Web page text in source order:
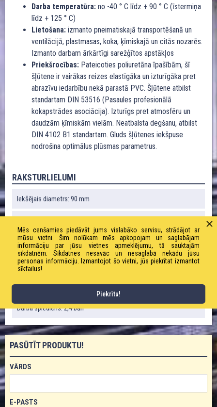
Darba temperatūra: no -40 ° C līdz + 90 ° C (īstermiņa
līdz + 125 ° C)
Lietošana: izmanto pneimatiskajā transportēšanā un
ventilācijā, plastmasas, koka, ķīmiskajā un citās nozarēs.
Izmanto darbam ārkārtīgi sarežģītos apstākļos
Priekšrocības: Pateicoties poliuretāna īpašībām, šī
šļūtene ir vairākas reizes elastīgāka un izturīgāka pret
abrazīvu iedarbību nekā parastā PVC. Šļūtene atbilst
standartam DIN 53516 (Pasaules profesionālā
kokapstrādes asociācija). Izturīgs pret atmosfēru un
daudzām ķīmiskām vielām. Neatbalsta degšanu, atbilst
DIN 4102 B1 standartam. Gluds šļūtenes iekšpuse
nodrošina optimālus plūsmas parametrus.
RAKSTURLIELUMI
Iekšējais diametrs: 90 mm
Liekuma rādiuss: 225 mm
Liekuma rādiuss: 0,89 bāri
Svars: 2160 g / m
Darba spiediens: 2,4 bāri
PASŪTĪT PRODUKTU!
VĀRDS
E-PASTS
Mēs cenšamies piedāvāt jums vislabāko servisu, strādājot ar
mūsu vietni. Šim nolūkam mēs apkopojam un saglabājam
informāciju par jūsu vietnes apmeklējumu, tā sauktajām
sīkdatnēm. Sīkdatnes nesavāc un nesaglabā nekādu jūsu
personas informāciju. Izmantojot šo vietni, jūs piekrītat izmantot
sīkfailus!
Piekrītu!